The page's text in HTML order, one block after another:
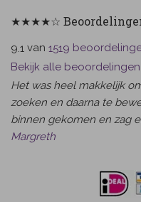
★★★★☆
9.1 van 1519
Bekijk alle beoordelingen
Het was heel makkelijk
zoeken en daarna te
binnen gekomen en zag
Margreth